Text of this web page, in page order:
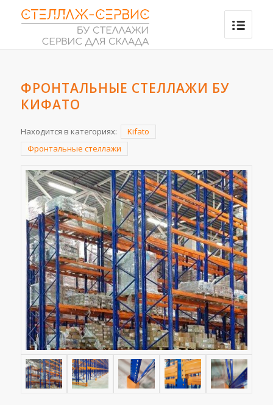
ФРОНТАЛЬНЫЕ СТЕЛЛАЖИ БУ
КИФАТО
Находится в категориях:
Kifato
Фронтальные стеллажи